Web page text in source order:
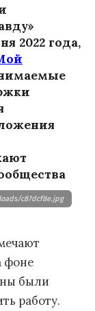
2022 года,
c87dcf8e.jpg
фоне
были
работу.